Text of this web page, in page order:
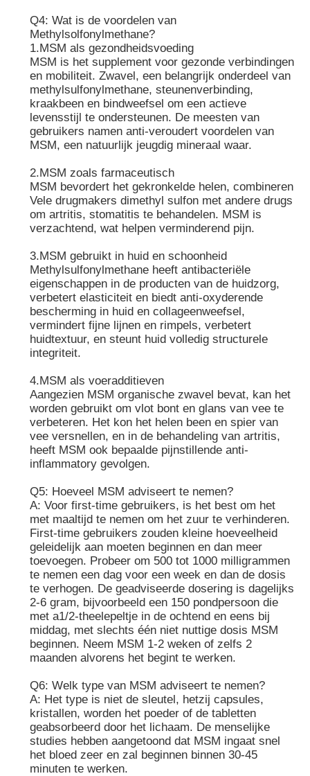
Q4: Wat is de voordelen van
Methylsolfonylmethane?
1.MSM als gezondheidsvoeding
MSM is het supplement voor gezonde verbindingen
en mobiliteit. Zwavel, een belangrijk onderdeel van
methylsulfonylmethane, steunenverbinding,
kraakbeen en bindweefsel om een actieve
levensstijl te ondersteunen. De meesten van
gebruikers namen anti-veroudert voordelen van
MSM, een natuurlijk jeugdig mineraal waar.
2.MSM zoals farmaceutisch
MSM bevordert het gekronkelde helen, combineren
Vele drugmakers dimethyl sulfon met andere drugs
om artritis, stomatitis te behandelen. MSM is
verzachtend, wat helpen verminderend pijn.
3.MSM gebruikt in huid en schoonheid
Methylsulfonylmethane heeft antibacteriële
eigenschappen in de producten van de huidzorg,
verbetert elasticiteit en biedt anti-oxyderende
bescherming in huid en collageenweefsel,
vermindert fijne lijnen en rimpels, verbetert
huidtextuur, en steunt huid volledig structurele
integriteit.
4.MSM als voeradditieven
Aangezien MSM organische zwavel bevat, kan het
worden gebruikt om vlot bont en glans van vee te
verbeteren. Het kon het helen been en spier van
vee versnellen, en in de behandeling van artritis,
heeft MSM ook bepaalde pijnstillende anti-
inflammatory gevolgen.
Q5: Hoeveel MSM adviseert te nemen?
A: Voor first-time gebruikers, is het best om het
met maaltijd te nemen om het zuur te verhinderen.
First-time gebruikers zouden kleine hoeveelheid
geleidelijk aan moeten beginnen en dan meer
toevoegen. Probeer om 500 tot 1000 milligrammen
te nemen een dag voor een week en dan de dosis
te verhogen. De geadviseerde dosering is dagelijks
2-6 gram, bijvoorbeeld een 150 pondpersoon die
met a1/2-theelepeltje in de ochtend en eens bij
middag, met slechts één niet nuttige dosis MSM
beginnen. Neem MSM 1-2 weken of zelfs 2
maanden alvorens het begint te werken.
Q6: Welk type van MSM adviseert te nemen?
A: Het type is niet de sleutel, hetzij capsules,
kristallen, worden het poeder of de tabletten
geabsorbeerd door het lichaam. De menselijke
studies hebben aangetoond dat MSM ingaat snel
het bloed zeer en zal beginnen binnen 30-45
minuten te werken.